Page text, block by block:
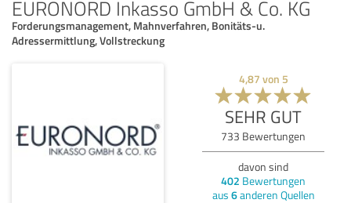
EURONORD Inkasso GmbH & Co. KG
Forderungsmanagement, Mahnverfahren, Bonitäts-u.
Adressermittlung, Vollstreckung
4,87 von 5
SEHR GUT
733 Bewertungen
davon sind
402 Bewertungen
aus 6anderen Quellen